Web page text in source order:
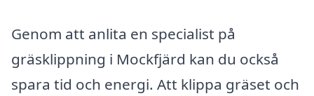
Genom att anlita en specialist på
gräsklippning i Mockfjärd kan du också
spara tid och energi. Att klippa gräset och